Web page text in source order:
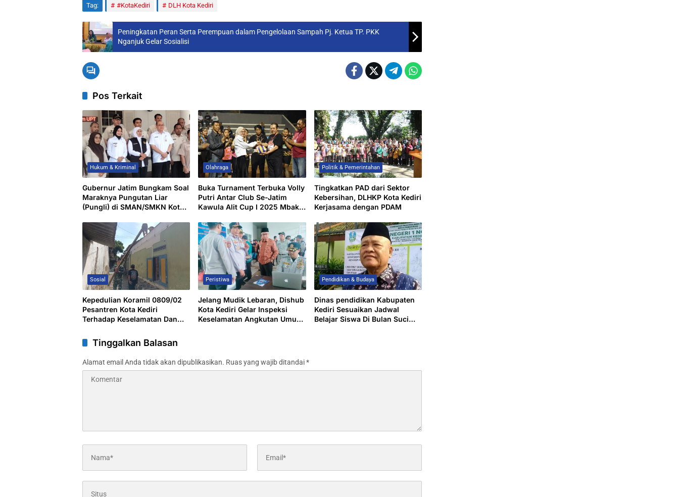
Tag: #KotaKediri DLH Kota Kediri
Peningkatan Peran Serta Perempuan dalam Pengelolaan Sampah Pj. Ketua TP. PKK
Nganjuk Gelar Sosialisi
Pos Terkait
Hukum & Kriminal
Gubernur Jatim Bungkam Soal
Maraknya Pungutan Liar
(Pungli) di SMAN/SMKN Kota
Olahraga
Buka Turnament Terbuka Volly
Putri Antar Club Se-Jatim
Kawula Alit Cup I 2025 Mbak
Muda
Politik & Pemerintahan
Tingkatkan PAD dari Sektor
Kebersihan, DLHKP Kota Kediri
Kerjasama dengan PDAM
Sosial
Kepedulian Koramil 0809/02
Pesantren Kota Kediri
Terhadap Keselamatan Dan
Peristiwa
Jelang Mudik Lebaran, Dishub
Kota Kediri Gelar Inspeksi
Keselamatan Angkutan Umum
Pendidikan & Budaya
Dinas pendidikan Kabupaten
Kediri Sesuaikan Jadwal
Belajar Siswa Di Bulan Suci
Tinggalkan Balasan
Alamat email Anda tidak akan dipublikasikan. Ruas yang wajib ditandai*